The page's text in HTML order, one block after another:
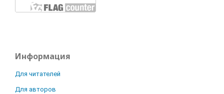
Информация
Для читателей
Для авторов